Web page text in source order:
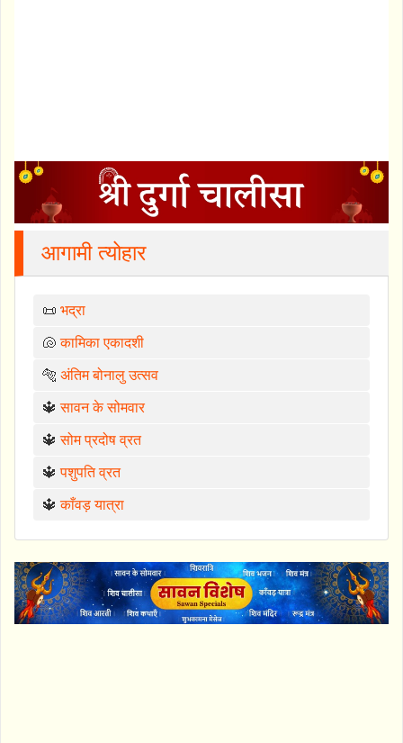
आगामी त्योहार
📜 भद्रा
🐚कामिका एकादशी
🐅 अंतिम बोनालु उत्सव
🔱सावन के सोमवार
🔱सोम प्रदोष व्रत
🔱पशुपति व्रत
🔱काँवड़ यात्रा